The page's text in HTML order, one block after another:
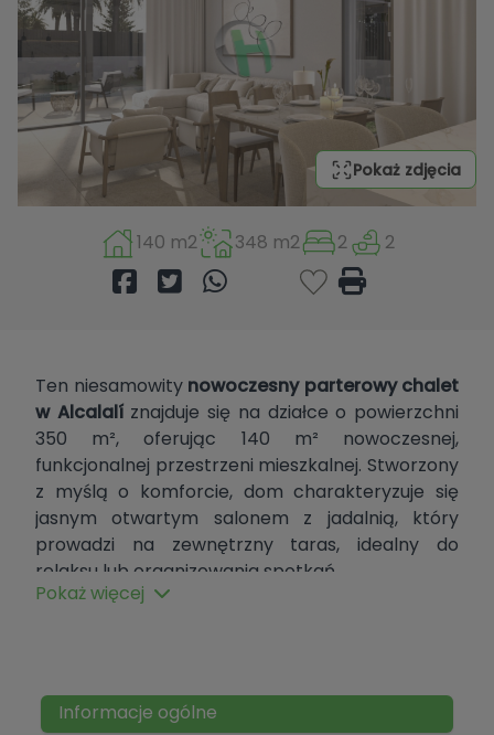
Pokaż zdjęcia
140 m2 348 m2 2 2
Ten niesamowity nowoczesny parterowy chalet
w Alcalalíznajduje się na działce o powierzchni
350 m², oferując 140 m² nowoczesnej,
funkcjonalnej przestrzeni mieszkalnej. Stworzony
z myślą o komforcie, dom charakteryzuje się
jasnym otwartym salonem z jadalnią, który
prowadzi na zewnętrzny taras, idealny do
relaksu lub organizowania spotkań.
prywatnymi tarasami, w tym główna sypialnia z
łazienką – Twoja osobista oaza spokoju.
Pokaż więcej
Informacje ogólne